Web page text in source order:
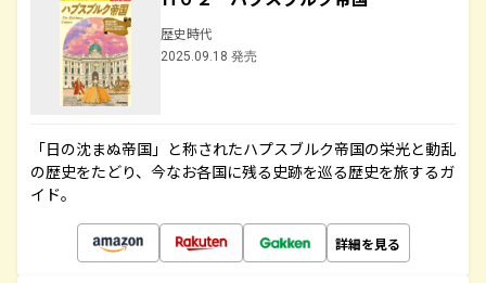
歴史時代
2025.09.18 発売
「日の沈まぬ帝国」と称されたハプスブルク帝国の栄光と動乱
の歴史をたどり、今なお各国に残る史跡を巡る歴史を旅するガ
イド。
詳細を見る